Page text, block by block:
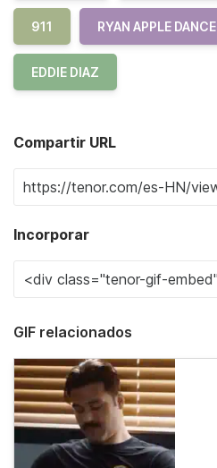
911 RYAN APPLE DANCE
EDDIE DIAZ
Compartir URL
Incorporar
GIF relacionados